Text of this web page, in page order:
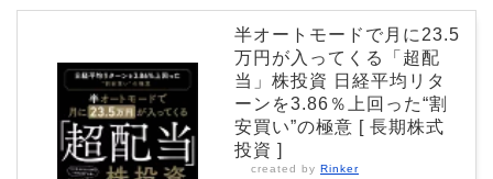
半オートモードで月に23.5
万円が入ってくる「超配
当」株投資 日経平均リタ
ーンを3.86％上回った“割
安買い”の極意 [ 長期株式
投資 ]
created by Rinker